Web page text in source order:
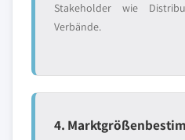
Stakeholder wie
Verbände.
4.